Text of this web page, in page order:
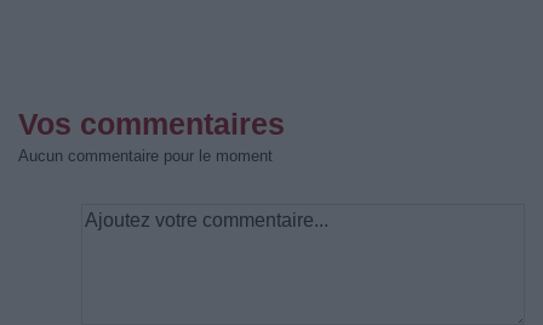
Vos commentaires
Aucun commentaire pour le moment